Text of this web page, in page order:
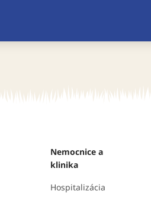
Nemocnice a
klinika
Hospitalizácia